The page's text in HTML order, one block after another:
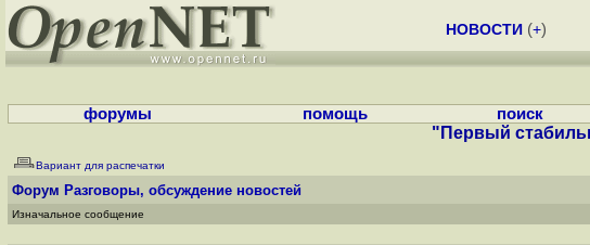
НОВОСТИ (+)
форумы помощь поиск
"Первый
Вариант для распечатки
Форум Разговоры, обсуждение новостей
Изначальное сообщение